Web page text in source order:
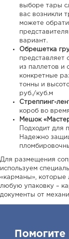
выборе тары
вас возникли
можете
вариант.
Обрешетка
представляет
из паллетов и
конкретные
тонны и
руб./куб.м
Стреппинг-
короб во
Мешок
Подходит для
Надежно
Для размещения
используем
«карманы», которые
любую упаковку –
документы от